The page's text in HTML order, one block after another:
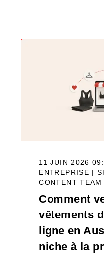
11 JUIN 2026
ENTREPRISE |
CONTENT TEAM
Comment
vêtements
ligne en
niche à la